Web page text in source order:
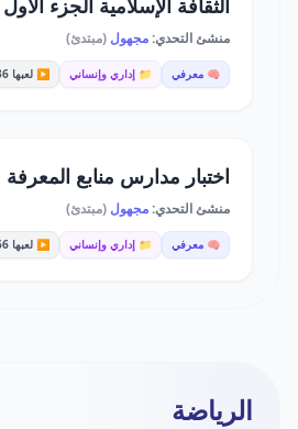
الثقافة الإسلامية الجزء الاول
منشئ التحدي:مجهول (مبتدئ)
🧠 معرفي 📁 إداري وإنساني ▶️ لعبها 2,136
اختبار مدارس منابع المعرفة
منشئ التحدي:مجهول (مبتدئ)
🧠 معرفي 📁 إداري وإنساني ▶️ لعبها 66
الرياضة